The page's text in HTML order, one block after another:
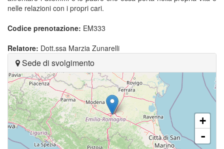
nelle relazioni con i propri cari.
Codice prenotazione: EM333
Relatore: Dott.ssa Marzia Zunarelli
Sede di svolgimento
+
-